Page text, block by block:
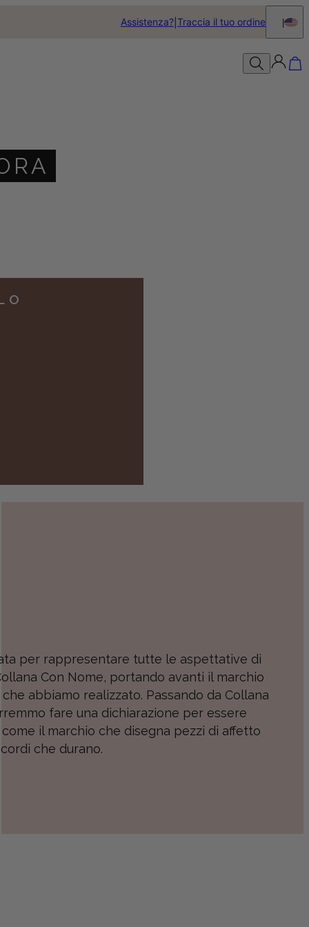
Assistenza? Traccia il tuo ordine
per rappresentare tutte le aspettative di
Con Nome, portando avanti il marchio
abbiamo realizzato. Passando da Collana
fare una dichiarazione per essere
il marchio che disegna pezzi di affetto
che durano.